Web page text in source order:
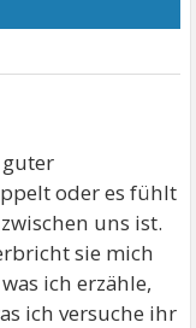
oder es fühlt
uns ist.
sie mich
ich erzähle,
ich versuche ihr